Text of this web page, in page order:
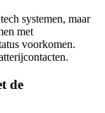
systemen, maar
met
voorkomen.
de